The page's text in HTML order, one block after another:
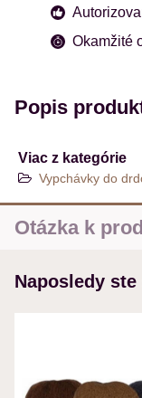
Okamžité
Popis
Viac z kategórie
Vypchávky do
Otázka k
MENO
Naposledy